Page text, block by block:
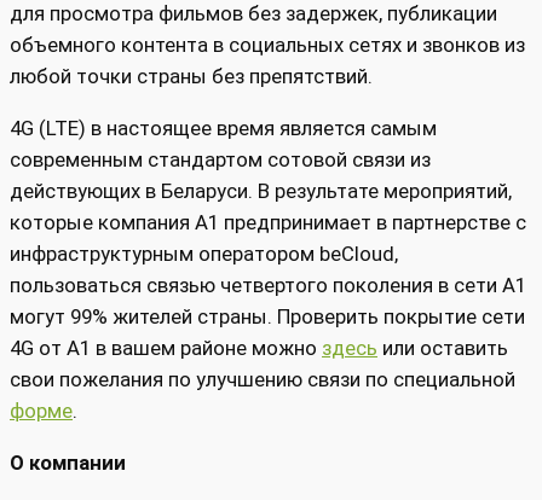
для просмотра фильмов без задержек, публикации
объемного контента в социальных сетях и звонков из
любой точки страны без препятствий.
4G (LTE) в настоящее время является самым
современным стандартом сотовой связи из
действующих в Беларуси. В результате мероприятий,
которые компания А1 предпринимает в партнерстве с
инфраструктурным оператором beСloud,
пользоваться связью четвертого поколения в сети А1
могут 99% жителей страны. Проверить покрытие сети
4G от А1 в вашем районе можно здесь или оставить
свои пожелания по улучшению связи по специальной
форме.
О компании